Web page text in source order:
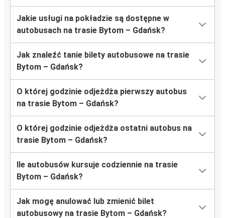
Jakie usługi na pokładzie są dostępne w
autobusach na trasie Bytom – Gdańsk?
Jak znaleźć tanie bilety autobusowe na trasie
Bytom – Gdańsk?
O której godzinie odjeżdża pierwszy autobus
na trasie Bytom – Gdańsk?
O której godzinie odjeżdża ostatni autobus na
trasie Bytom – Gdańsk?
Ile autobusów kursuje codziennie na trasie
Bytom – Gdańsk?
Jak mogę anulować lub zmienić bilet
autobusowy na trasie Bytom – Gdańsk?